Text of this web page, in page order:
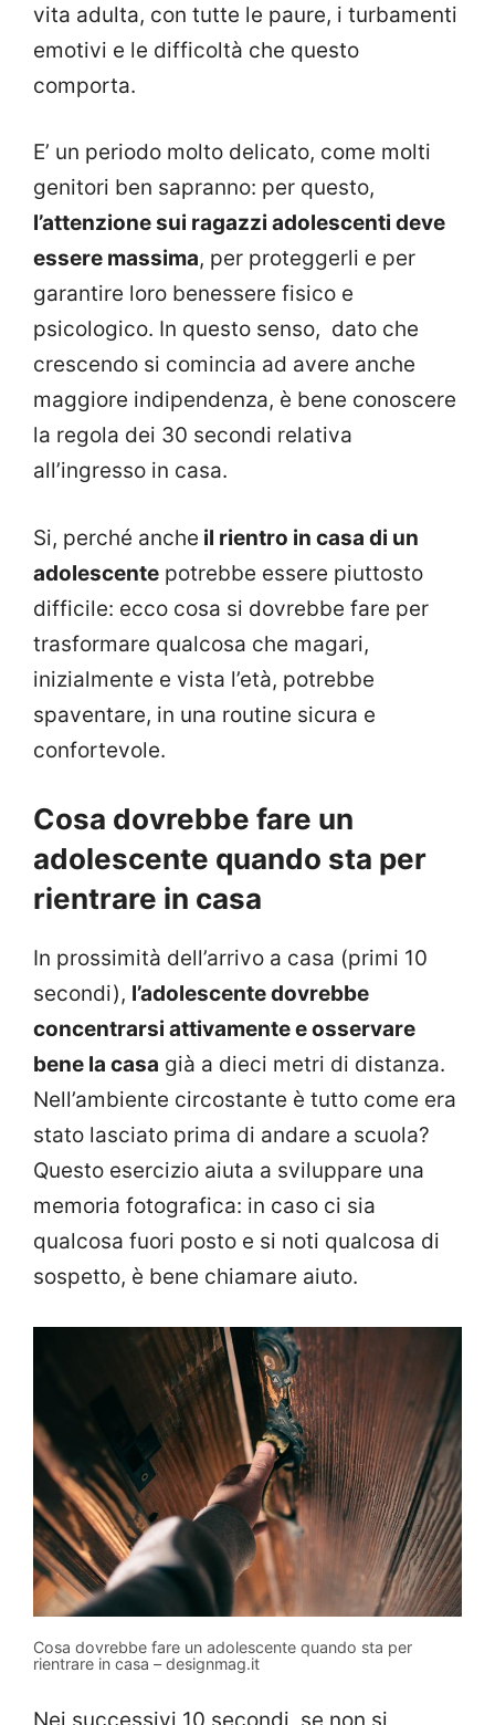
vita adulta, con tutte le paure, i turbamenti
emotivi e le difficoltà che questo
comporta.
E’ un periodo molto delicato, come molti
genitori ben sapranno: per questo,
l’attenzione sui ragazzi adolescenti deve
essere massima, per proteggerli e per
garantire loro benessere fisico e
psicologico. In questo senso, dato che
crescendo si comincia ad avere anche
maggiore indipendenza, è bene conoscere
la regola dei 30 secondi relativa
all’ingresso in casa.
Si, perché anche il rientro in casa di un
adolescente potrebbe essere piuttosto
difficile: ecco cosa si dovrebbe fare per
trasformare qualcosa che magari,
inizialmente e vista l’età, potrebbe
spaventare, in una routine sicura e
confortevole.
Cosa dovrebbe fare un
adolescente quando sta per
rientrare in casa
In prossimità dell’arrivo a casa (primi 10
secondi), l’adolescente dovrebbe
concentrarsi attivamente e osservare
bene la casa già a dieci metri di distanza.
Nell’ambiente circostante è tutto come era
stato lasciato prima di andare a scuola?
Questo esercizio aiuta a sviluppare una
memoria fotografica: in caso ci sia
qualcosa fuori posto e si noti qualcosa di
sospetto, è bene chiamare aiuto.
Cosa dovrebbe fare un adolescente quando sta per
rientrare in casa – designmag.it